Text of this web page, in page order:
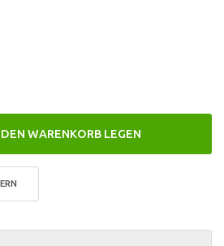
WARENKORB LEGEN